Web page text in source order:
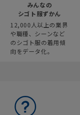
みんなの
シゴト服ずかん
12,000人以上の業界
や職種、シーンなど
のシゴト服の着用傾
向をデータ化。